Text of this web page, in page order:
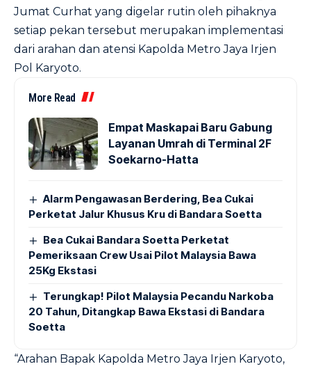
Jumat Curhat yang digelar rutin oleh pihaknya
setiap pekan tersebut merupakan implementasi
dari arahan dan atensi Kapolda Metro Jaya Irjen
Pol Karyoto.
More Read
Empat Maskapai Baru Gabung
Layanan Umrah di Terminal 2F
Soekarno-Hatta
Alarm Pengawasan Berdering, Bea Cukai
Perketat Jalur Khusus Kru di Bandara Soetta
Bea Cukai Bandara Soetta Perketat
Pemeriksaan Crew Usai Pilot Malaysia Bawa
25Kg Ekstasi
Terungkap! Pilot Malaysia Pecandu Narkoba
20 Tahun, Ditangkap Bawa Ekstasi di Bandara
Soetta
“Arahan Bapak Kapolda Metro Jaya Irjen Karyoto,